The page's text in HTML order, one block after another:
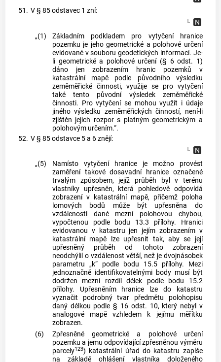
51. V § 85 odstavec 1 zní:
„(1)
Základním podkladem pro vytyčení hranice
pozemku je jeho geometrické a polohové určení
evidované v souboru geodetických informací. Je-
li geometrické a polohové určení (§ 6 odst. 1)
dáno jen zobrazením hranic pozemků v
katastrální mapě podle původního výsledku
zeměměřické činnosti, využije se pro vytyčení
také tento původní výsledek zeměměřické
činnosti. Pro vytyčení se mohou využít i údaje
jiného výsledku zeměměřických činností, není-li
zjištěn jejich rozpor s platným geometrickým a
polohovým určením.“.
52. V § 85 odstavce 5 a 6 znějí:
„(5)
Namísto vytyčení hranice je možno provést
zaměření takové dosavadní hranice označené
trvalým způsobem, jejíž průběh byl v terénu
vlastníky upřesněn, která pohledově odpovídá
zobrazení v katastrální mapě, přičemž poloha
lomových bodů může být upřesněna do
vzdálenosti dané mezní polohovou chybou,
vypočtenou podle bodu 13.3 přílohy. Hranici
evidovanou v katastru jen jejím zobrazením v
katastrální mapě lze upřesnit tak, aby se její
upřesněný průběh od tohoto zobrazení
neodchýlil o vzdálenost větší, než je dvojnásobek
parametru „k“ podle bodu 15.5 přílohy. Mezi
jednoznačně identifikovatelnými body musí být
dodržen mezní rozdíl délek podle bodu 15.2
přílohy. Upřesněním hranice lze do katastru
vyznačit podrobný tvar předmětu polohopisu
daný délkou podle § 16 odst. 10, který nebyl v
analogové mapě vzhledem k jejímu měřítku
zobrazen.
(6)
Zpřesněné geometrické a polohové určení
pozemku a jemu odpovídající zpřesněnou výměru
parcely123) katastrální úřad do katastru zapíše
na základě ohlášení vlastníka doloženého